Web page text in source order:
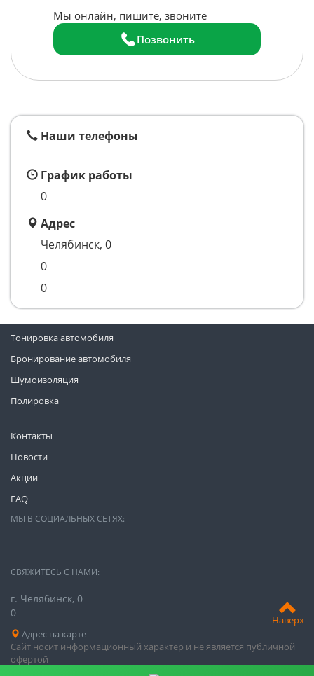
Наверх
Мы онлайн, пишите, звоните
Позвонить
Наши телефоны
График работы
0
Адрес
Челябинск, 0
0
0
Контакты
Новости
Акции
FAQ
Тонировка автомобиля
Бронирование автомобиля
Шумоизоляция
Полировка
МЫ В СОЦИАЛЬНЫХ СЕТЯХ:
СВЯЖИТЕСЬ С НАМИ:
г. Челябинск, 0
0
Адрес на карте
Сайт носит информационный характер и не является публичной
офертой